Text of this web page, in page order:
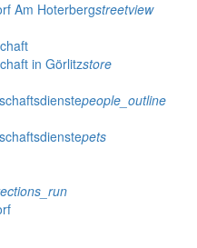
Am Hoterbergstreetview
in Görlitzstore
people_outline
pets